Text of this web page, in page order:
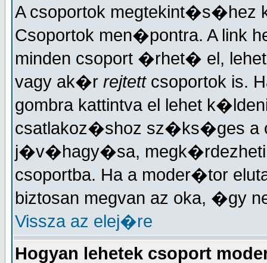
A csoportok
Csoportok men�pontra. A link
minden csoport �rhet� el,
vagy ak�r rejtettcsoportok is.
gombra kattintva el lehet
csatlakoz�shoz sz�ks�ges a
j�v�hagy�sa,
csoportba. Ha a moder�tor
biztosan megvan az oka, �gy
Vissza az elej�re
Hogyan lehetek csoport